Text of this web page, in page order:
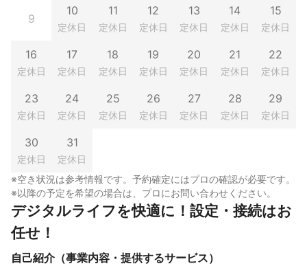
9
10
定休日
11
定休日
12
定休日
13
定休日
14
定休日
15
定休日
16
定休日
17
定休日
18
定休日
19
定休日
20
定休日
21
定休日
22
定休日
23
定休日
24
定休日
25
定休日
26
定休日
27
定休日
28
定休日
29
定休日
30
定休日
31
定休日
※空き状況は参考情報です。予約確定にはプロの確認が必要です。
※以降の予定を希望の場合は、プロにお問い合わせください。
デジタルライフを快適に！設定・接続はお
任せ！
自己紹介（事業内容・提供するサービス）